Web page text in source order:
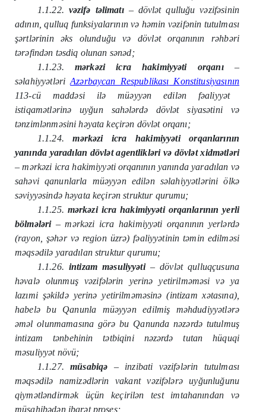
1.1.22. vəzifə təlimatı– dövlət qulluğu vəzifəsinin
adının, qulluq funksiyalarının və həmin vəzifənin tutulması
şərtlərinin əks olunduğu və dövlət orqanının rəhbəri
tərəfindən təsdiq olunan sənəd;
1.1.23. mərkəzi icra hakimiyyəti orqanı–
səlahiyyətləriAzərbaycan Respublikası Konstitusiyasının
113-cü maddəsi ilə müəyyən edilən fəaliyyət
istiqamətlərinə uyğun sahələrdə dövlət siyasətini və
tənzimlənməsini həyata keçirən dövlət orqanı;
1.1.24.mərkəzi icra hakimiyyəti orqanlarının
yanında yaradılan dövlət agentlikləri və dövlət xidmətləri
– mərkəzi icra hakimiyyəti orqanının yanında yaradılan və
sahəvi qanunlarla müəyyən edilən səlahiyyətlərini ölkə
səviyyəsində həyata keçirən struktur qurumu;
1.1.25. mərkəzi icra hakimiyyəti orqanlarının yerli
bölmələri– mərkəzi icra hakimiyyəti orqanının yerlərdə
(rayon, şəhər və region üzrə) fəaliyyətinin təmin edilməsi
məqsədilə yaradılan struktur qurumu;
1.1.26. intizam məsuliyyəti– dövlət qulluqçusuna
həvalə olunmuş vəzifələrin yerinə yetirilməməsi və ya
lazımi şəkildə yerinə yetirilməməsinə (intizam xətasına),
habelə bu Qanunla müəyyən edilmiş məhdudiyyətlərə
əməl olunmamasına görə bu Qanunda nəzərdə tutulmuş
intizam tənbehinin tətbiqini nəzərdə tutan hüquqi
məsuliyyət növü;
1.1.27.müsabiqə – inzibati vəzifələrin tutulması
məqsədilə namizədlərin vakant vəzifələrə uyğunluğunu
qiymətləndirmək üçün keçirilən test imtahanından və
müsahibədən ibarət proses;